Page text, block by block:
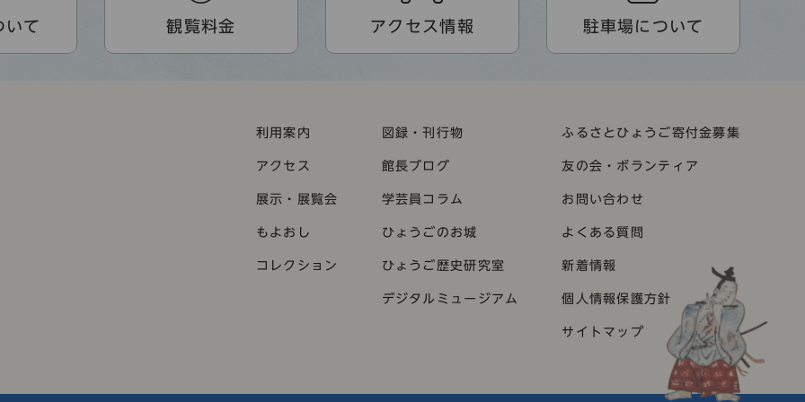
いて 観覧料金 アクセス情報 駐車場について
利用案内
アクセス
展示・展覧会
もよおし
コレクション
図録・刊行物
館長ブログ
学芸員コラム
ひょうごのお城
ひょうご歴史研究室
デジタルミュージアム
ふるさとひょうご寄付金募集
友の会・ボランティア
お問い合わせ
よくある質問
新着情報
個人情報保護方針
サイトマップ